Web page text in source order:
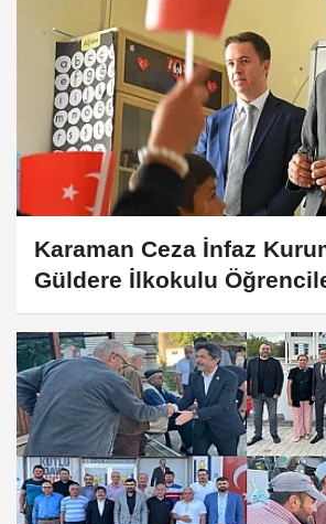
Karaman Ceza İnfaz
Güldere İlkokulu
Cumhuriyet Bayramı